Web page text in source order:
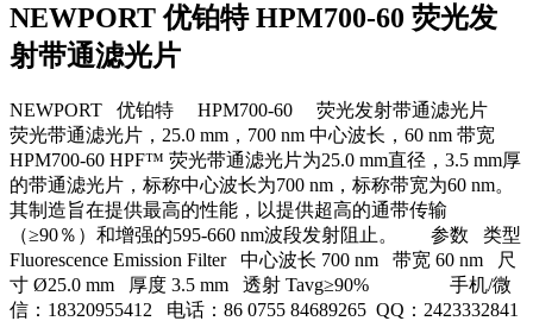
NEWPORT 优铂特 HPM700-60 荧光发
射带通滤光片
NEWPORT 优铂特 HPM700-60 荧光发射带通滤光片
荧光带通滤光片，25.0 mm，700 nm 中心波长，60 nm 带宽
HPM700-60 HPF™ 荧光带通滤光片为25.0 mm直径，3.5 mm厚
的带通滤光片，标称中心波长为700 nm，标称带宽为60 nm。
其制造旨在提供最高的性能，以提供超高的通带传输
（≥90％）和增强的595-660 nm波段发射阻止。 参数 类型
Fluorescence Emission Filter 中心波长 700 nm 带宽 60 nm 尺
寸 Ø25.0 mm 厚度 3.5 mm 透射 Tavg≥90% 手机/微
信：18320955412 电话：86 0755 84689265 QQ：2423332841